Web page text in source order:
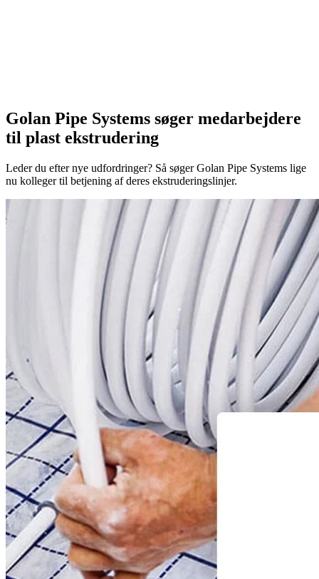
Golan Pipe Systems søger medarbejdere
til plast ekstrudering
Leder du efter nye udfordringer? Så søger Golan Pipe Systems lige
nu kolleger til betjening af deres ekstruderingslinjer.